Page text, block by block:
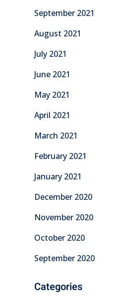
September 2021
August 2021
July 2021
June 2021
May 2021
April 2021
March 2021
February 2021
January 2021
December 2020
November 2020
October 2020
September 2020
Categories